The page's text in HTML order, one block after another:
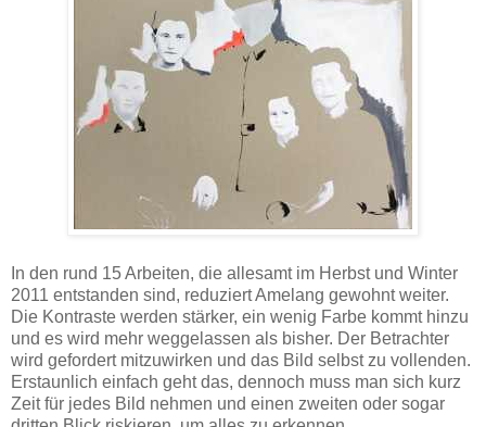
In den rund 15 Arbeiten, die allesamt im Herbst und Winter
2011 entstanden sind, reduziert Amelang gewohnt weiter.
Die Kontraste werden stärker, ein wenig Farbe kommt hinzu
und es wird mehr weggelassen als bisher. Der Betrachter
wird gefordert mitzuwirken und das Bild selbst zu vollenden.
Erstaunlich einfach geht das, dennoch muss man sich kurz
Zeit für jedes Bild nehmen und einen zweiten oder sogar